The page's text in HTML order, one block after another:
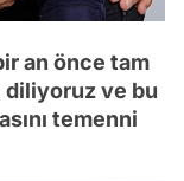
an önce tam
diliyoruz ve bu
temenni